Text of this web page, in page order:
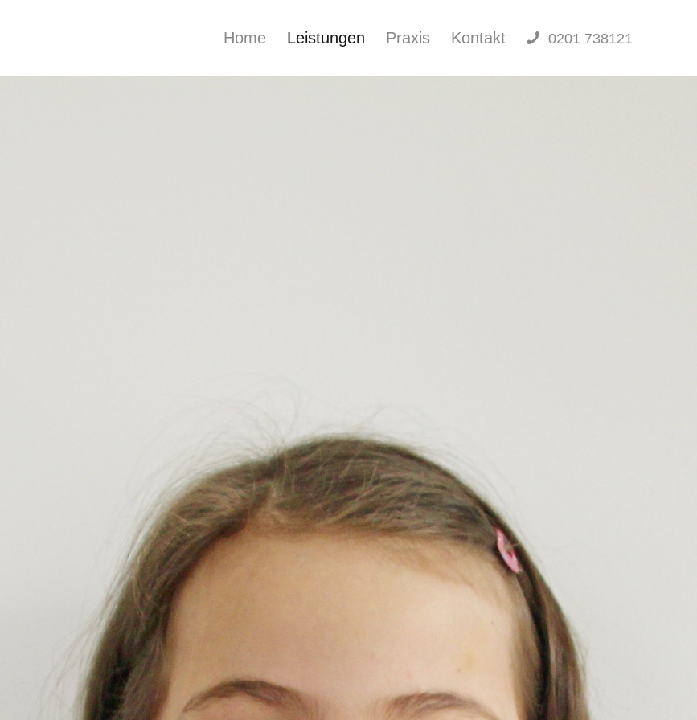
Home Leistungen Praxis Kontakt 0201 738121